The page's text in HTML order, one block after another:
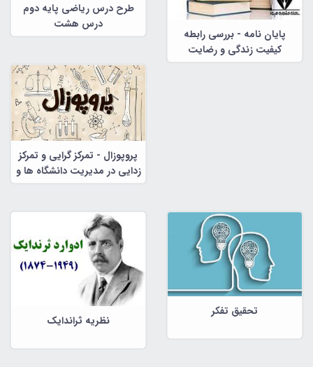
پایان نامه - بررسی رابطه
کیفیت زندگی و رضایت
زناشویی
طرح درس ریاضی پایه دوم
درس هشت
پروپوزال - تمرکز گرایی و تمرکز
زدایی در مدیریت دانشگاه ها و
موسسات آموزش عالی کشور :
تحقیق تفکر
نظریه ثراندایک